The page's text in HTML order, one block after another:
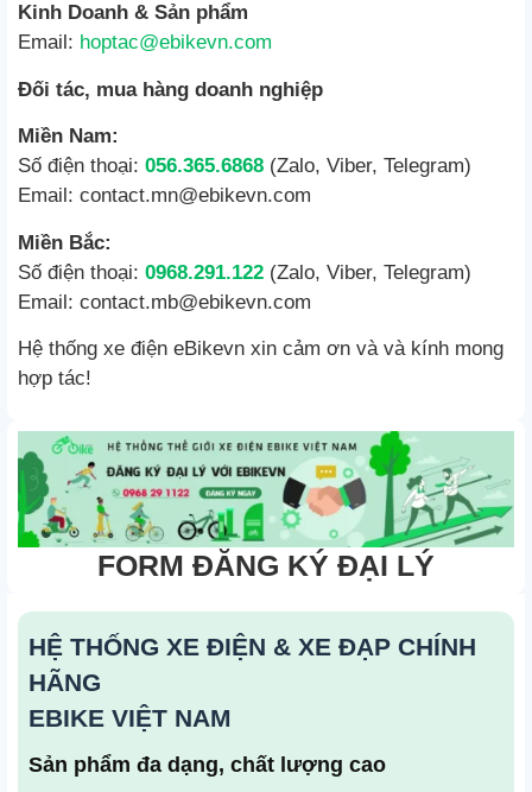
Kinh Doanh & Sản phẩm
Email: hoptac@ebikevn.com
Đối tác, mua hàng doanh nghiệp
Miền Nam:
Số điện thoại: 056.365.6868 (Zalo, Viber, Telegram)
Email: contact.mn@ebikevn.com
Miền Bắc:
Số điện thoại: 0968.291.122 (Zalo, Viber, Telegram)
Email: contact.mb@ebikevn.com
Hệ thống xe điện eBikevn xin cảm ơn và và kính mong
hợp tác!
FORM ĐĂNG KÝ ĐẠI LÝ
HỆ THỐNG XE ĐIỆN & XE ĐẠP CHÍNH
HÃNG
EBIKE VIỆT NAM
Sản phẩm đa dạng, chất lượng cao